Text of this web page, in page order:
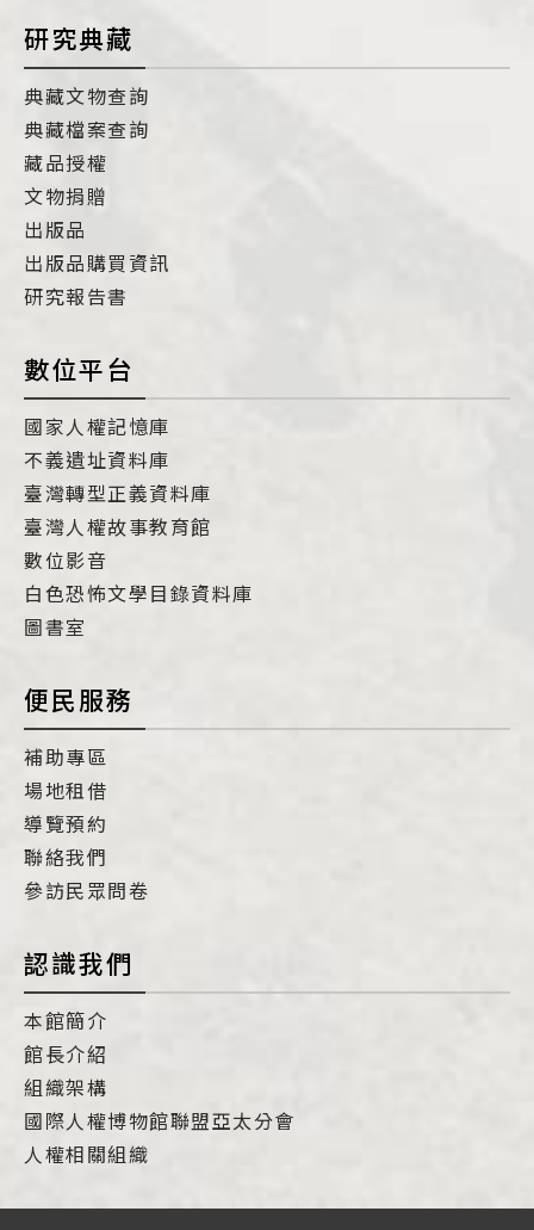
研究典藏
典藏文物查詢
典藏檔案查詢
藏品授權
文物捐贈
出版品
出版品購買資訊
研究報告書
數位平台
國家人權記憶庫
不義遺址資料庫
臺灣轉型正義資料庫
臺灣人權故事教育館
數位影音
白色恐怖文學目錄資料庫
圖書室
便民服務
補助專區
場地租借
導覽預約
聯絡我們
參訪民眾問卷
認識我們
本館簡介
館長介紹
組織架構
國際人權博物館聯盟亞太分會
人權相關組織